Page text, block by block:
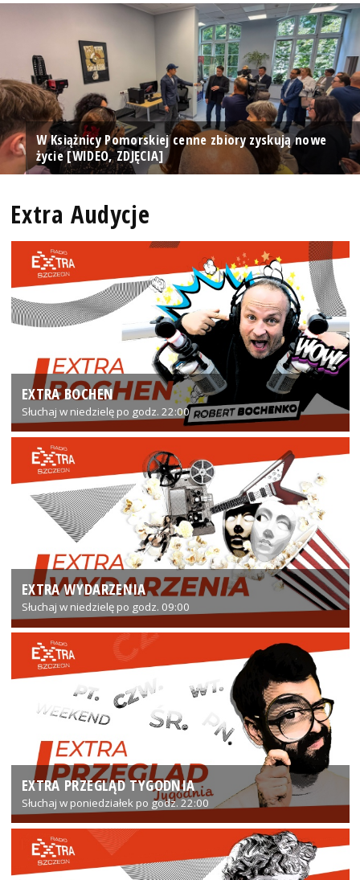
W Książnicy Pomorskiej cenne zbiory zyskują nowe
życie [WIDEO, ZDJĘCIA]
Extra Audycje
EXTRA BOCHEN
Słuchaj w niedzielę po godz. 22:00
EXTRA WYDARZENIA
Słuchaj w niedzielę po godz. 09:00
EXTRA PRZEGLĄD TYGODNIA
Słuchaj w poniedziałek po godz. 22:00